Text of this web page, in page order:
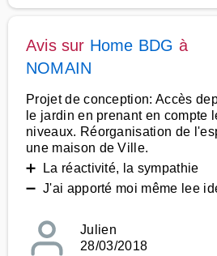
Avis sur Home BDG à
NOMAIN
Projet de conception: Accès
le jardin en prenant en compte
niveaux. Réorganisation de
une maison de Ville.
➕ La réactivité, la sympathie
➖ J'ai apporté moi même lee
Julien
28/03/2018